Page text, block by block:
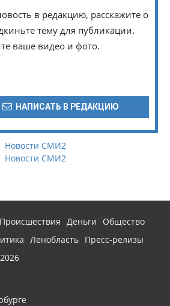
в редакцию, расскажите о
тему для публикации.
ваше видео и фото.
НАПИСАТЬ В РЕДАКЦИЮ
Новости СМИ2
Новости СМИ2
Происшествия Деньги
Общество
Ленобласть Пресс-релизы